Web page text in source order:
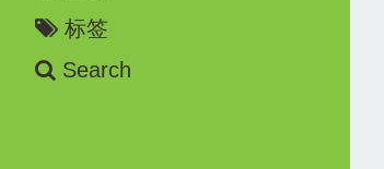
标签
Search